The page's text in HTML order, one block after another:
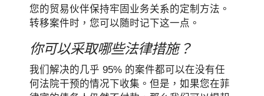
您的贸易伙伴保持牢固业务关系的定制方法。
转移案件时，您可以随时记下这一点。
你可以采取哪些法律措施？
我们解决的几乎 95% 的案件都可以在没有任
何法院干预的情况下收集。但是，如果您在菲